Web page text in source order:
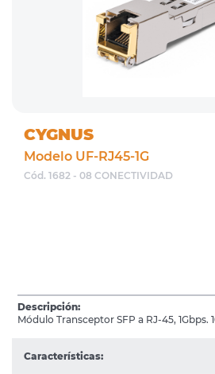
CYGNUS
Modelo UF-RJ45-1G
Cód. 1682 - 08 CONECTIVIDAD
Descripción:
Módulo Transceptor SFP a RJ-45, 1Gbps.
Características: